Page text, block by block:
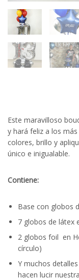
Este maravilloso
y hará feliz a los
colores, brillo y
único e inigualable.
Contiene:
Base con globos
7 globos de látex
2 globos foil en
círculo)
Y muchos
hacen lucir